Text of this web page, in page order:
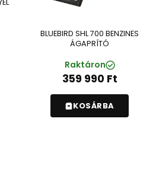
BLUEBIRD SHL 700 BENZINES
ÁGAPRÍTÓ
Raktáron
359 990 Ft
KOSÁRBA